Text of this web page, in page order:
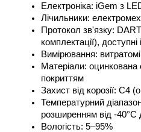
Електроніка: iGem з
Лічильники:
Протокол зв'язку:
комплектації), доступні
Вимірювання:
Матеріали:
покриттям
Захист від корозії: C4
Температурний
розширенням від -40°C
Вологість: 5–95%